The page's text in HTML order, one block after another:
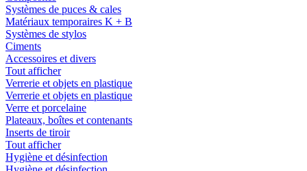
Systèmes de puces & cales
Matériaux temporaires K + B
Systèmes de stylos
Ciments
Accessoires et divers
Tout afficher
Verrerie et objets en plastique
Verrerie et objets en plastique
Verre et porcelaine
Plateaux, boîtes et contenants
Inserts de tiroir
Tout afficher
Hygiène et désinfection